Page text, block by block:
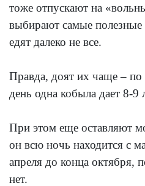
тоже отпускают на
выбирают самые полезные
едят далеко не все.
Правда, доят их чаще – по
день одна кобыла дает 8-9
При этом еще оставляют
он всю ночь находится с
апреля до конца октября,
нет.